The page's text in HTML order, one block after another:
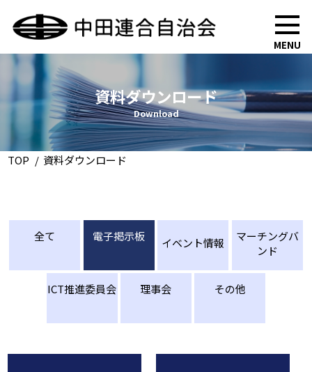
MENU
資料ダウンロード
Download
TOP 資料ダウンロード
全て 電子掲示板 イベント情報
マーチングバ
ンド
ICT推進委員会 理事会 その他